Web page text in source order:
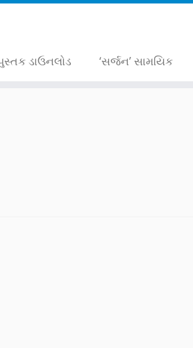
ડાઉનલોડ ‘સર્જન’ સામયિક